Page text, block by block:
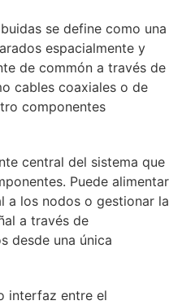
se define como una
espacialmente y
de commón a través de
cables coaxiales o de
componentes
central del sistema que
Puede alimentar
a los nodos o gestionar la
a través de
desde una única
interfaz entre el